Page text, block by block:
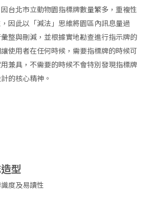
台北市立動物園指標牌數量繁多，重複性
因此以「減法」思維將園區內訊息量過
整與刪減，並根據實地勘查進行指示牌的
使用者在任何時候，需要指標牌的時候可
兼具，不需要的時候不會特別發現指標牌
的核心精神。
型
度及易讀性